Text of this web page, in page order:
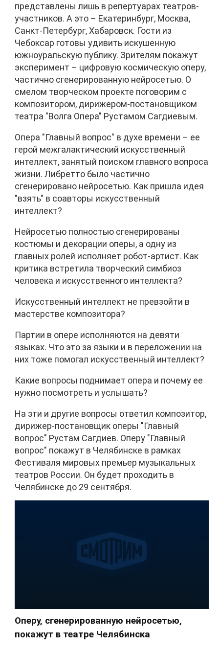
представлены лишь в репертуарах театров-
участников. А это – Екатеринбург, Москва,
Санкт-Петербург, Хабаровск. Гости из
Чебоксар готовы удивить искушенную
южноуральскую публику. Зрителям покажут
эксперимент – цифровую космическую оперу,
частично сгенерированную нейросетью. О
смелом творческом проекте поговорим с
композитором, дирижером-постановщиком
театра "Волга Опера" Рустамом Сагдиевым.
Опера "Главный вопрос" в духе времени – ее
герой межгалактический искусственный
интеллект, занятый поиском главного вопроса
жизни. Либретто было частично
сгенерировано нейросетью. Как пришла идея
"взять" в соавторы искусственный
интеллект?
Нейросетью полностью сгенерированы
костюмы и декорации оперы, а одну из
главных ролей исполняет робот-артист. Как
критика встретила творческий симбиоз
человека и искусственного интеллекта?
Искусственный интеллект не превзойти в
мастерстве композитора?
Партии в опере исполняются на девяти
языках. Что это за языки и в переложении на
них тоже помогал искусственный интеллект?
Какие вопросы поднимает опера и почему ее
нужно посмотреть и услышать?
На эти и другие вопросы ответил композитор,
дирижер-постановщик оперы "Главный
вопрос" Рустам Сагдиев. Оперу "Главный
вопрос" покажут в Челябинске в рамках
Фестиваля мировых премьер музыкальных
театров России. Он будет проходить в
Челябинске до 29 сентября.
Оперу, сгенерированную нейросетью,
покажут в театре Челябинска